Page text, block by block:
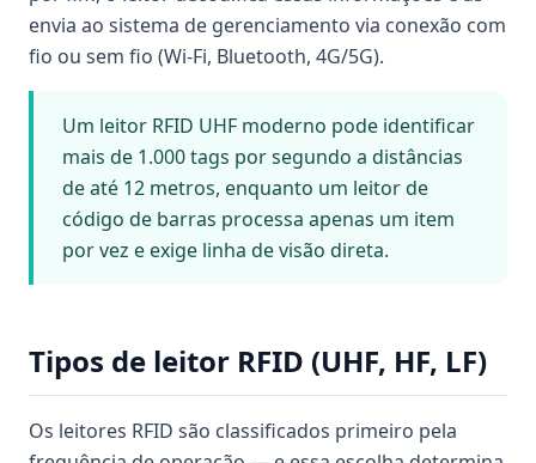
envia ao sistema de gerenciamento via conexão com
fio ou sem fio (Wi-Fi, Bluetooth, 4G/5G).
Um leitor RFID UHF moderno pode identificar
mais de 1.000 tags por segundo a distâncias
de até 12 metros, enquanto um leitor de
código de barras processa apenas um item
por vez e exige linha de visão direta.
Tipos de leitor RFID (UHF, HF, LF)
Os leitores RFID são classificados primeiro pela